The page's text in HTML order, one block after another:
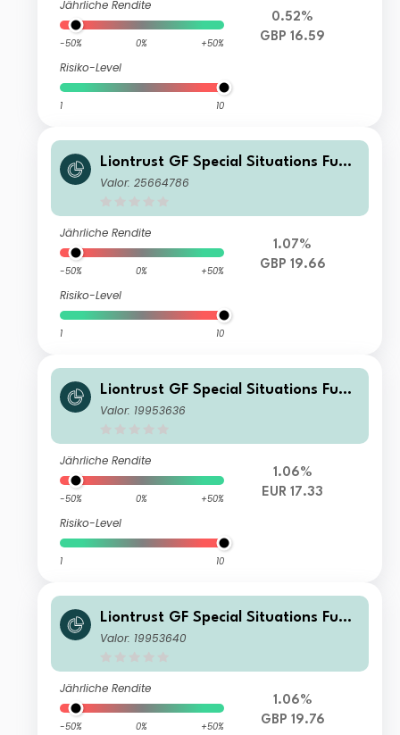
Jährliche Rendite
-50% 0% +50%
Risiko-Level
1 10
0.52%
GBP 16.59
Liontrust GF Special Situations Fund
C7 Institutional Acc GBP
Valor: 25664786
Jährliche Rendite
-50% 0% +50%
Risiko-Level
1 10
1.07%
GBP 19.66
Liontrust GF Special Situations Fund
A2 Hedged Acc EUR
Valor: 19953636
Jährliche Rendite
-50% 0% +50%
Risiko-Level
1 10
1.06%
EUR 17.33
Liontrust GF Special Situations Fund
C1 Acc GBP
Valor: 19953640
Jährliche Rendite
-50% 0% +50%
1.06%
GBP 19.76